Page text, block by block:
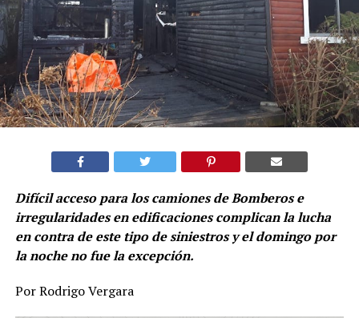
Difícil acceso para los camiones de Bomberos e
irregularidades en edificaciones complican la lucha
en contra de este tipo de siniestros y el domingo por
la noche no fue la excepción.
Por Rodrigo Vergara